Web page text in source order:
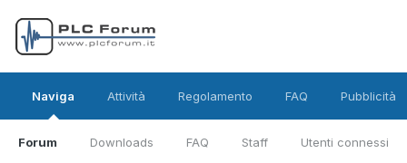
Naviga
Forum Downloads FAQ Staff Utenti connessi
Attività Regolamento FAQ Pubblicità